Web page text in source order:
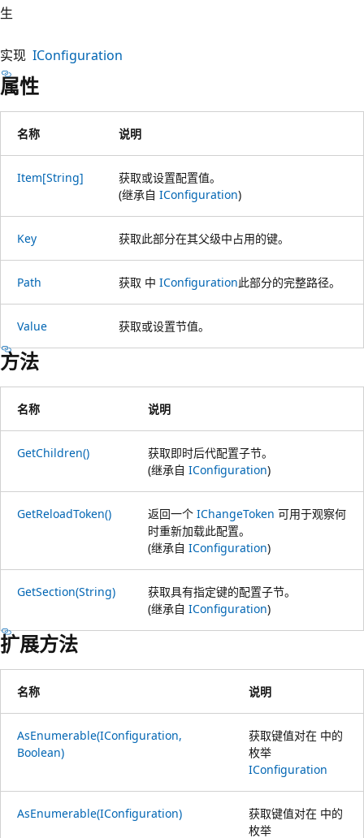
生
实现 IConfiguration
属性
名称 说明
Item[String]
获取或设置配置值。
(继承自 IConfiguration)
Key 获取此部分在其父级中占用的键。
Path 获取 中 IConfiguration此部分的完整路径。
Value 获取或设置节值。
方法
名称 说明
GetChildren()
获取即时后代配置子节。
(继承自 IConfiguration)
GetReloadToken() 返回一个 IChangeToken 可用于观察何
时重新加载此配置。
(继承自 IConfiguration)
GetSection(String)
获取具有指定键的配置子节。
(继承自 IConfiguration)
扩展方法
名称 说明
AsEnumerable(IConfiguration,
Boolean)
获取键值对在 中的
枚举
IConfiguration
AsEnumerable(IConfiguration)
获取键值对在 中的
枚举